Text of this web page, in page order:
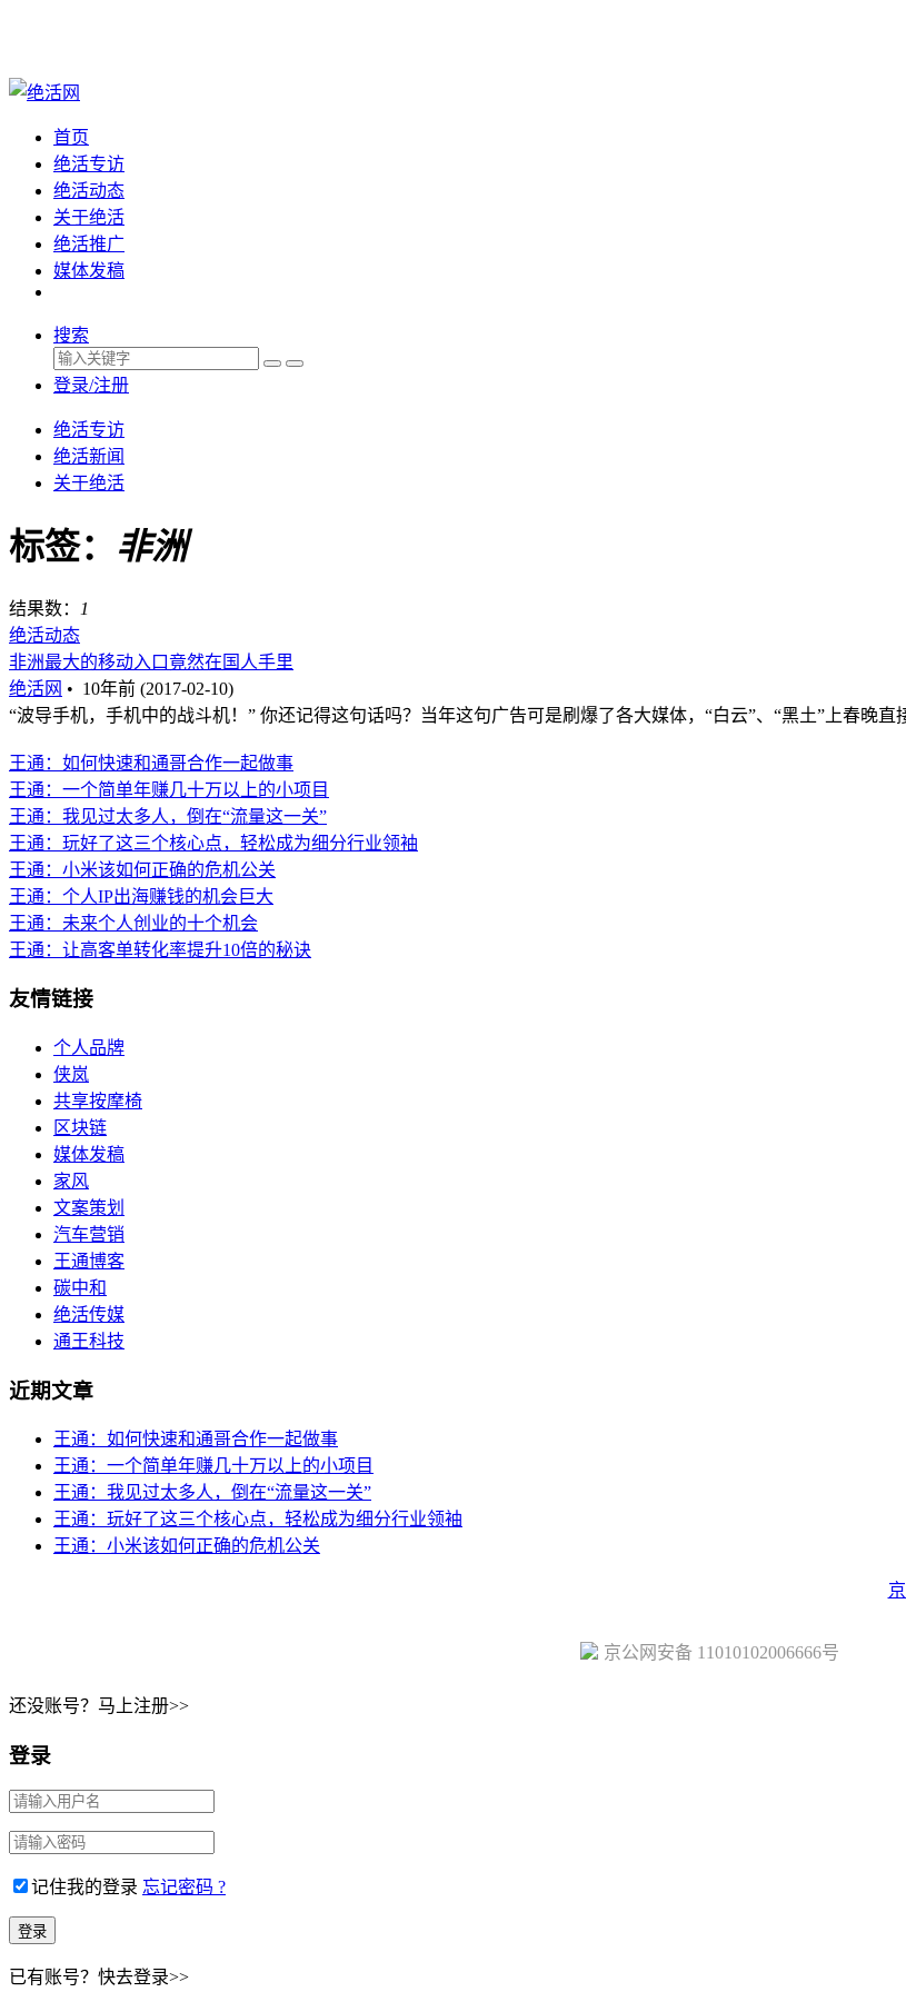
首页
绝活专访
绝活动态
关于绝活
绝活推广
媒体发稿
搜索
登录/注册
绝活专访
绝活新闻
关于绝活
标签： 非洲
结果数：
1
绝活动态
非洲最大的移动入口竟然在国人手里
绝活网 • 10年前 (2017-02-10)
“波导手机，手机中的战斗机！” 你还记得这句话吗？当年这句广告可是刷爆了各大媒体，“白云”、“黑土”上春晚直
王通：如何快速和通哥合作一起做事
王通：一个简单年赚几十万以上的小项目
王通：我见过太多人，倒在“流量这一关”
王通：玩好了这三个核心点，轻松成为细分行业领袖
王通：小米该如何正确的危机公关
王通：个人IP出海赚钱的机会巨大
王通：未来个人创业的十个机会
王通：让高客单转化率提升10倍的秘诀
友情链接
个人品牌
侠岚
共享按摩椅
区块链
媒体发稿
家风
文案策划
汽车营销
王通博客
碳中和
绝活传媒
通王科技
近期文章
王通：如何快速和通哥合作一起做事
王通：一个简单年赚几十万以上的小项目
王通：我见过太多人，倒在“流量这一关”
王通：玩好了这三个核心点，轻松成为细分行业领袖
王通：小米该如何正确的危机公关
京公网安备 11010102006666号
还没账号？马上注册>>
登录
记住我的登录 忘记密码 ?
已有账号？快去登录>>